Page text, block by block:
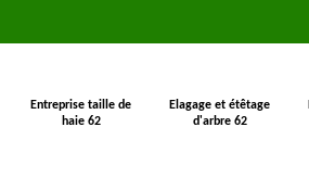
Entreprise taille de
haie 62
Elagage et étêtage
d'arbre 62